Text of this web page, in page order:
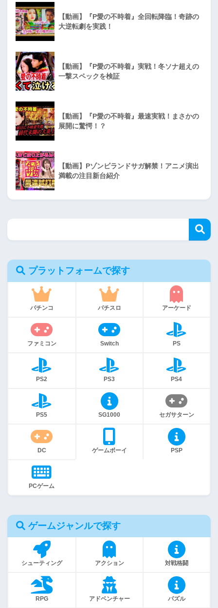
【動画】『P愛の不時着』全回転降臨！奇跡の
大逆転劇を実践！
【動画】『P愛の不時着』実戦！冬ソナ超えの
一撃スペックを検証
【動画】『P愛の不時着』最速実戦！まさかの
展開に驚愕！？
【動画】Pゾンビランドサガ解禁！アニメ演出
満載の注目新台紹介
プラットフォームで探す
パチンコ パチスロ アーケード
ファミコン Switch PS
PS2 PS3 PS4
PS5 SG1000 セガサターン
DC ゲームボーイ PSP
PCゲーム
ゲームジャンルで探す
シューティング アクション 対戦格闘
RPG アドベンチャー パズル